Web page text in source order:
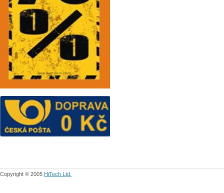
Copyright © 2005 HiTech Ltd.